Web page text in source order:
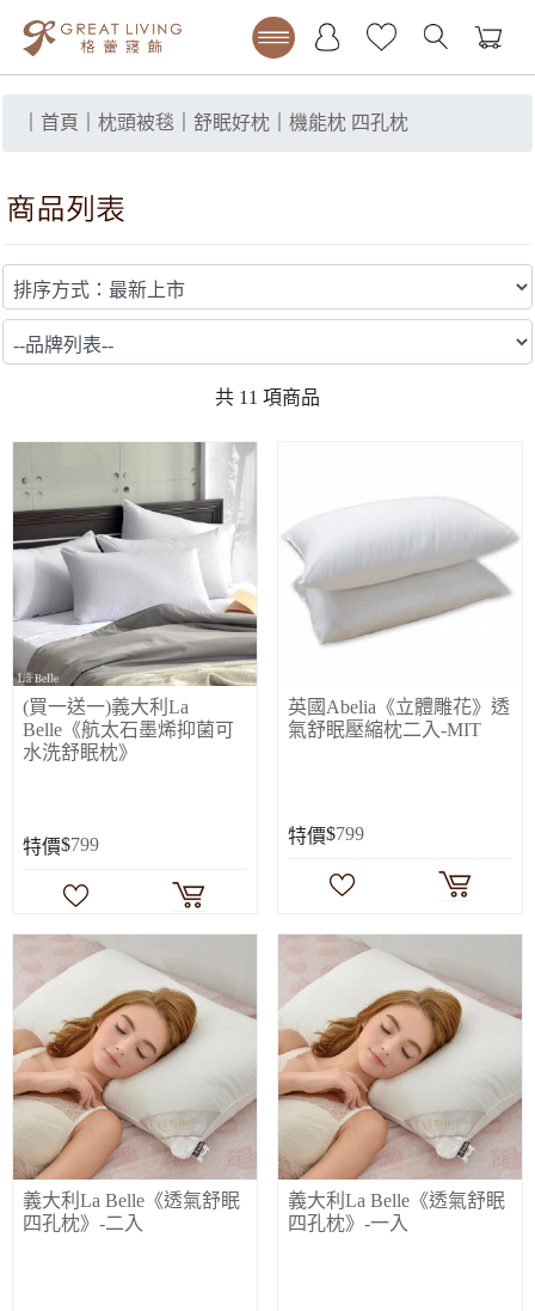
首頁 枕頭被毯｜ 舒眠好枕 機能枕 四孔枕
共 11 項商品
(買一送一)義大利La
Belle《航太石墨烯抑菌可
水洗舒眠枕》
特價$799
英國Abelia《立體雕花》透
氣舒眠壓縮枕二入-MIT
特價$799
義大利La Belle《透氣舒眠
四孔枕》-二入
義大利La Belle《透氣舒眠
四孔枕》-一入